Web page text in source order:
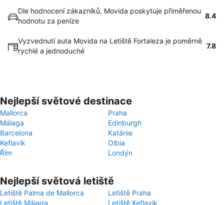
Dle hodnocení zákazníků, Movida poskytuje přiměřenou
hodnotu za peníze
8.4
Vyzvednutí auta Movida na Letiště Fortaleza je poměrně
rychlé a jednoduché
7.8
Nejlepší světové destinace
Mallorca
Praha
Málaga
Edinburgh
Barcelona
Katánie
Keflavík
Olbia
Řím
Londýn
Nejlepší světová letiště
Letiště Palma de Mallorca
Letiště Praha
Letiště Málaga
Letiště Keflavík